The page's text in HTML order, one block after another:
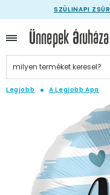
SZÜLINAPI ZSÚR
Legjobb A Legjobb Apa